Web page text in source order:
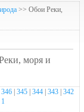
>> Обои Реки,
моря и
346 345 344 343 342
1